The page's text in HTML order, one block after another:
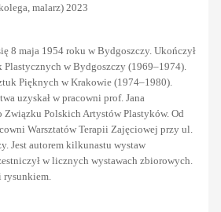
malarz) 2023
8 maja 1954 roku w Bydgoszczy. Ukończył
Plastycznych w Bydgoszczy (1969–1974).
Pięknych w Krakowie (1974–1980).
uzyskał w pracowni prof. Jana
Związku Polskich Artystów Plastyków. Od
Warsztatów Terapii Zajęciowej przy ul.
Jest autorem kilkunastu wystaw
w licznych wystawach zbiorowych.
rysunkiem.